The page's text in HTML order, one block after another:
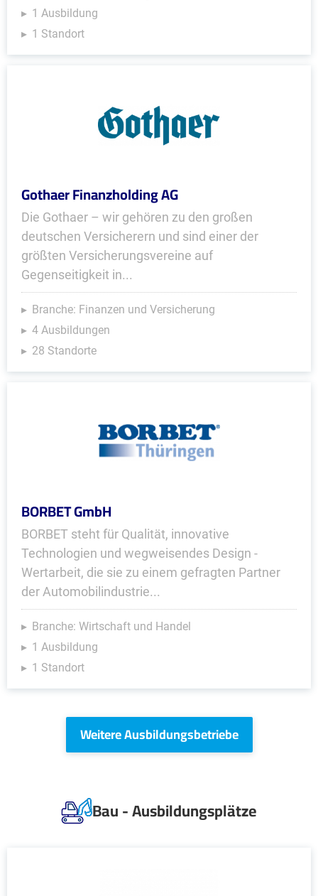
1 Ausbildung
1 Standort
Gothaer Finanzholding AG
Die Gothaer – wir gehören zu den großen
deutschen Versicherern und sind einer der
größten Versicherungsvereine auf
Gegenseitigkeit in...
Branche: Finanzen und Versicherung
4 Ausbildungen
28 Standorte
BORBET GmbH
BORBET steht für Qualität, innovative
Technologien und wegweisendes Design -
Wertarbeit, die sie zu einem gefragten Partner
der Automobilindustrie...
Branche: Wirtschaft und Handel
1 Ausbildung
1 Standort
Weitere Ausbildungsbetriebe
Bau - Ausbildungsplätze